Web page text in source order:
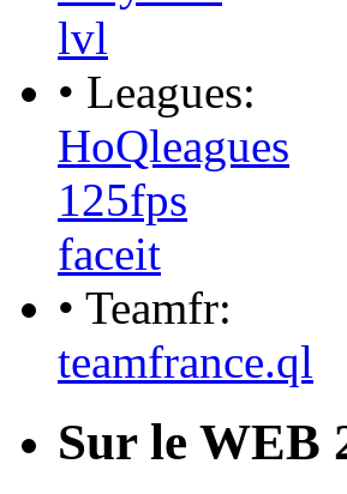
lvl
• Leagues:
HoQleagues
125fps
faceit
• Teamfr:
teamfrance.ql
Sur le WEB